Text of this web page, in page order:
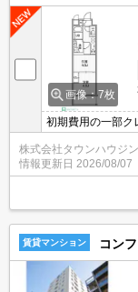
画像：7枚
初期費用の一部ク
談ください。オン
株式会社タウンハウジ
情報更新日 2026/08/07
賃貸マンション コン